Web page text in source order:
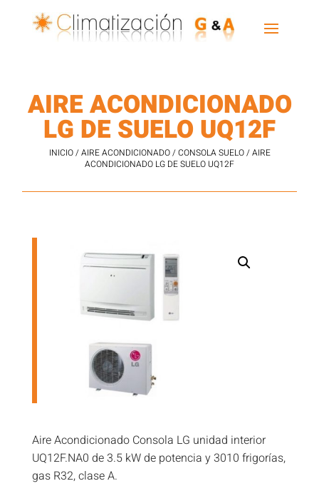
AIRE ACONDICIONADO
LG DE SUELO UQ12F
INICIO/AIRE ACONDICIONADO/CONSOLA SUELO/ AIRE
ACONDICIONADO LG DE SUELO UQ12F
Aire Acondicionado Consola LG unidad interior
UQ12F.NA0 de 3.5 kW de potencia y 3010 frigorías,
gas R32, clase A.